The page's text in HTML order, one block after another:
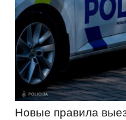
Новые правила